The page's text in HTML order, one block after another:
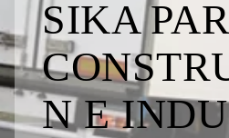
SIKA
N E